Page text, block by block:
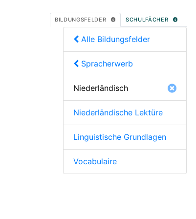
BILDUNGSFELDER SCHULFÄCHER
Alle Bildungsfelder
Spracherwerb
Niederländisch
Niederländische Lektüre
Linguistische Grundlagen
Vocabulaire